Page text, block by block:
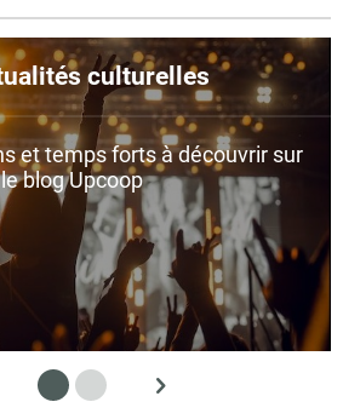
culturelles
et temps forts à découvrir sur
le blog Upcoop